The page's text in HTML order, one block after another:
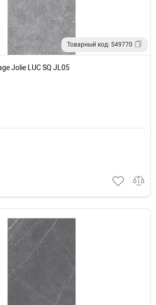
Товарный код: 549770
Jolie LUC SQ JL05